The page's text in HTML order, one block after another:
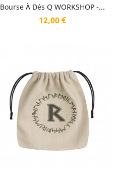
Bourse À Dés Q WORKSHOP -...
Prix
12,00 €
 Aperçu rapide